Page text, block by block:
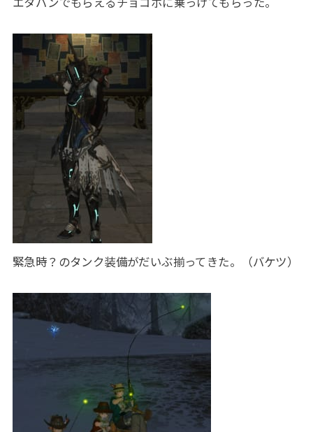
エタバンでもらえるチョコボに乗っけてもらった。
緊急時？のタンク装備がだいぶ揃ってきた。（バケツ）